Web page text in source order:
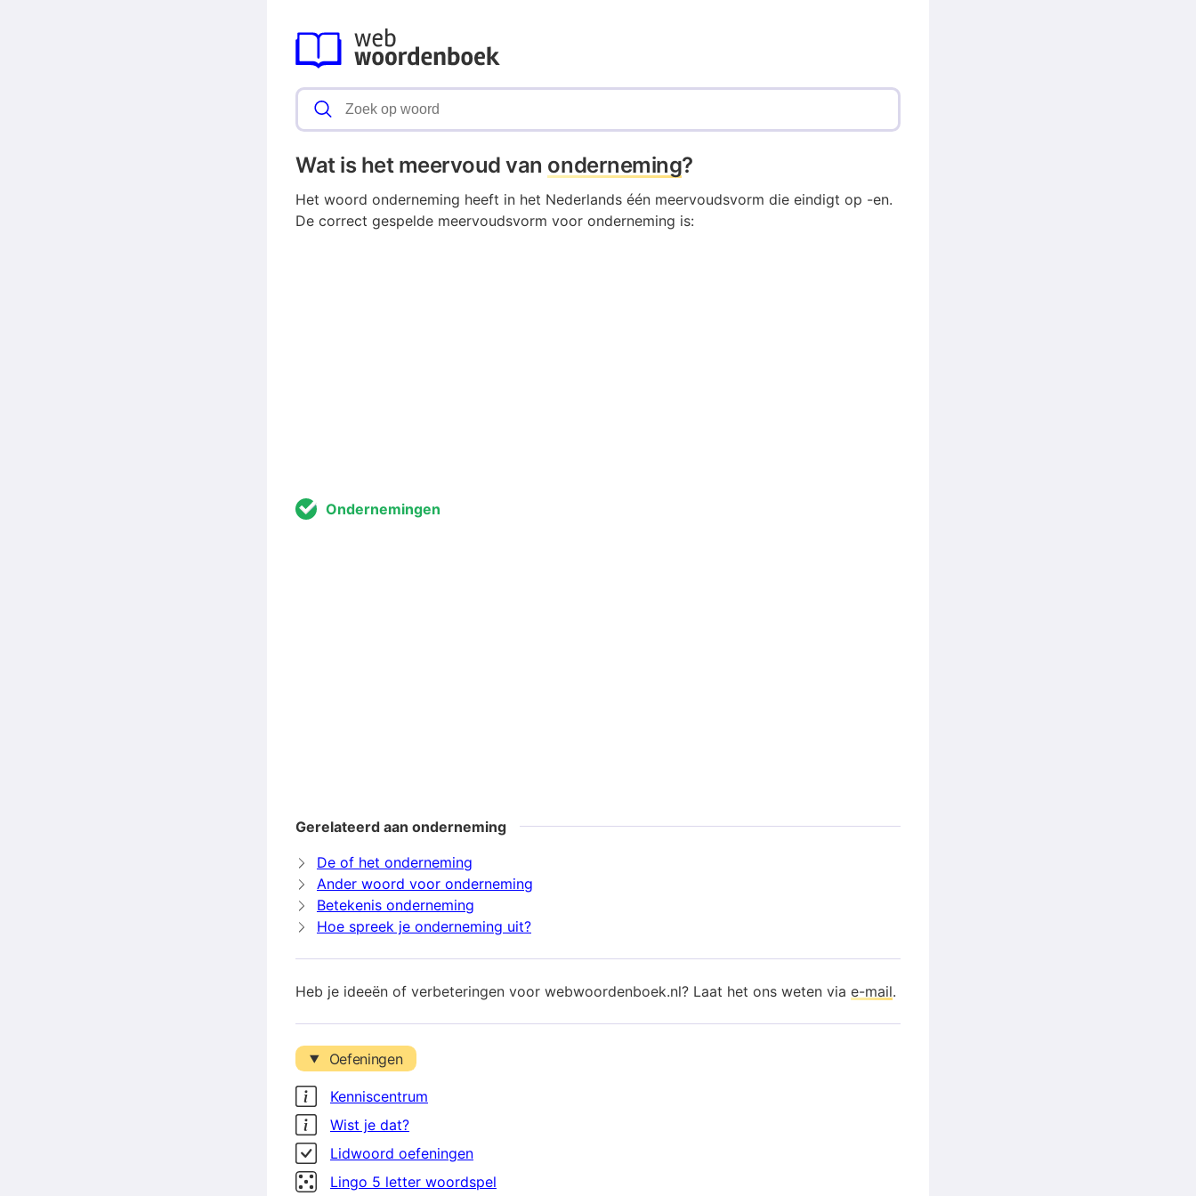
Wat is het meervoud van onderneming?
Het woord onderneming heeft in het Nederlands één meervoudsvorm die eindigt op -en.
De correct gespelde meervoudsvorm voor onderneming is:
Ondernemingen
Gerelateerd aan onderneming
De of het onderneming
Ander woord voor onderneming
Betekenis onderneming
Hoe spreek je onderneming uit?
Heb je ideeën of verbeteringen voor webwoordenboek.nl? Laat het ons weten via e-mail.
Oefeningen
Kenniscentrum
Wist je dat?
Lidwoord oefeningen
Lingo 5 letter woordspel